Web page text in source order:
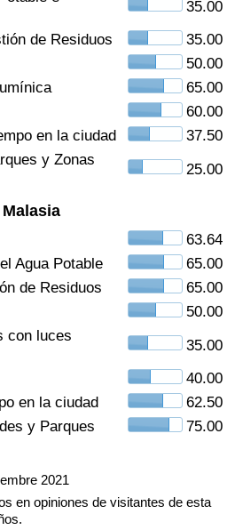
35.00
de Residuos
35.00
50.00
65.00
60.00
en la ciudad
37.50
y Zonas
25.00
63.64
Agua Potable
65.00
de Residuos
65.00
50.00
con luces
35.00
40.00
en la ciudad
62.50
y Parques
75.00
2021
en opiniones de visitantes de esta
país
(Actual)
por País